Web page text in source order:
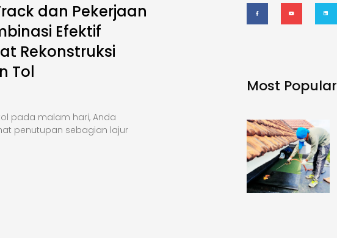
dan Pekerjaan
Efektif
Rekonstruksi
Tol
pada malam hari, Anda
penutupan sebagian lajur
Most Popular